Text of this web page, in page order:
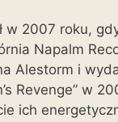
w 2007 roku,
Napalm
Alestorm i
Revenge” w
ich